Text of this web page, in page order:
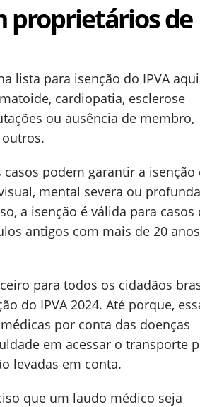
proprietários de
lista para isenção do IPVA
cardiopatia, esclerose
ou ausência de membro,
podem garantir a isenção
mental severa ou
a isenção é válida para casos
antigos com mais de 20
para todos os cidadãos
do IPVA 2024. Até porque,
por conta das doenças
em acessar o transporte
levadas em conta.
que um laudo médico seja